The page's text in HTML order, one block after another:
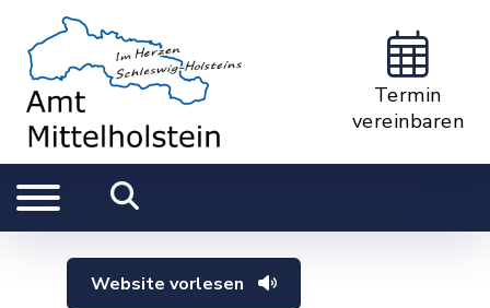
Termin
vereinbaren
Website vorlesen